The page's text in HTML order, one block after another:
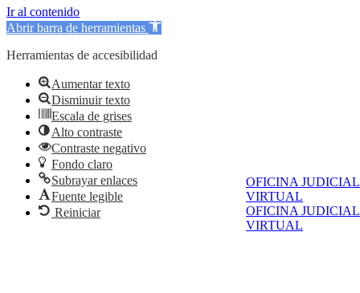
OFICINA JUDICIAL
VIRTUAL
OFICINA JUDICIAL
VIRTUAL
Ir al contenido
Abrir barra de herramientas
Herramientas de accesibilidad
Aumentar texto
Disminuir texto
Escala de grises
Alto contraste
Contraste negativo
Fondo claro
Subrayar enlaces
Fuente legible
Reiniciar